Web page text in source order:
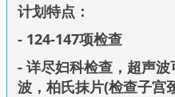
计划特点：
- 124-147项检查
- 详尽妇科检查，超声
波，柏氏抹片(检查子宫